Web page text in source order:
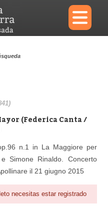
×
Reproductor
(Federica Canta /
n.1 in La Maggiore per
Simone Rinaldo. Concerto
il 21 giugno 2015
necesitas estar registrado